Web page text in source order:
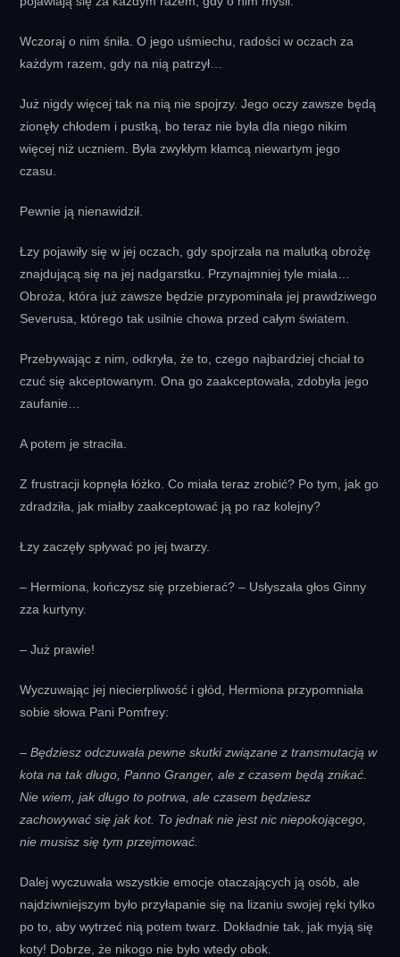
Wczoraj o nim śniła. O jego uśmiechu, radości w oczach za
każdym razem, gdy na nią patrzył…
Już nigdy więcej tak na nią nie spojrzy. Jego oczy zawsze będą
zionęły chłodem i pustką, bo teraz nie była dla niego nikim
więcej niż uczniem. Była zwykłym kłamcą niewartym jego
czasu.
Pewnie ją nienawidził.
Łzy pojawiły się w jej oczach, gdy spojrzała na malutką obrożę
znajdującą się na jej nadgarstku. Przynajmniej tyle miała…
Obroża, która już zawsze będzie przypominała jej prawdziwego
Severusa, którego tak usilnie chowa przed całym światem.
Przebywając z nim, odkryła, że to, czego najbardziej chciał to
czuć się akceptowanym. Ona go zaakceptowała, zdobyła jego
zaufanie…
A potem je straciła.
Z frustracji kopnęła łóżko. Co miała teraz zrobić? Po tym, jak go
zdradziła, jak miałby zaakceptować ją po raz kolejny?
Łzy zaczęły spływać po jej twarzy.
– Hermiona, kończysz się przebierać? – Usłyszała głos Ginny
zza kurtyny.
– Już prawie!
Wyczuwając jej niecierpliwość i głód, Hermiona przypomniała
sobie słowa Pani Pomfrey:
– Będziesz odczuwała pewne skutki związane z transmutacją w
kota na tak długo, Panno Granger, ale z czasem będą znikać.
Nie wiem, jak długo to potrwa, ale czasem będziesz
zachowywać się jak kot. To jednak nie jest nic niepokojącego,
nie musisz się tym przejmować.
Dalej wyczuwała wszystkie emocje otaczających ją osób, ale
najdziwniejszym było przyłapanie się na lizaniu swojej ręki tylko
po to, aby wytrzeć nią potem twarz. Dokładnie tak, jak myją się
koty! Dobrze, że nikogo nie było wtedy obok.